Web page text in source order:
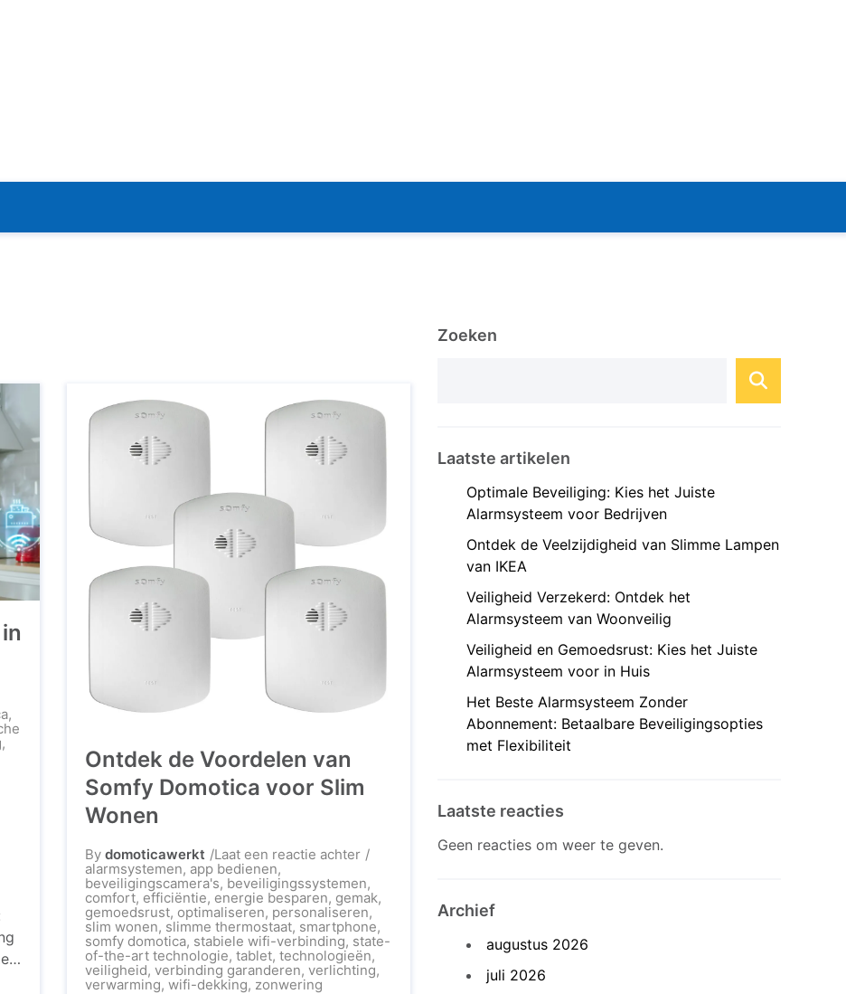
,
,
Ontdek de Voordelen van
Somfy Domotica voor Slim
Wonen
By domoticawerkt Laat een reactie achterop
de
Voordelen
van
Somfy
Domotica
voor
Slim
Wonen
alarmsystemen, app bedienen,
beveiligingscamera's, beveiligingssystemen,
comfort, efficiëntie, energie besparen, gemak,
gemoedsrust, optimaliseren, personaliseren,
slim wonen, slimme thermostaat, smartphone,
somfy domotica, stabiele wifi-verbinding, state-
of-the-art technologie, tablet, technologieën,
veiligheid, verbinding garanderen, verlichting,
verwarming, wifi-dekking, zonwering
Zoeken
Laatste artikelen
Optimale Beveiliging: Kies het Juiste
Alarmsysteem voor Bedrijven
Ontdek de Veelzijdigheid van Slimme Lampen
van IKEA
Veiligheid Verzekerd: Ontdek het
Alarmsysteem van Woonveilig
Veiligheid en Gemoedsrust: Kies het Juiste
Alarmsysteem voor in Huis
Het Beste Alarmsysteem Zonder
Abonnement: Betaalbare Beveiligingsopties
met Flexibiliteit
Laatste reacties
Geen reacties om weer te geven.
Archief
augustus 2026
juli 2026